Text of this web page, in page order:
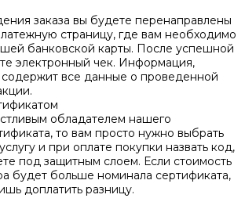
заказа вы будете перенаправлены
страницу, где вам необходимо
банковской карты. После успешной
электронный чек. Информация,
содержит все данные о проведенной
обладателем нашего
то вам просто нужно выбрать
и при оплате покупки назвать код,
под защитным слоем. Если стоимость
будет больше номинала сертификата,
доплатить разницу.